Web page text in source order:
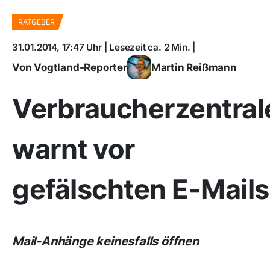
RATGEBER
31.01.2014, 17:47 Uhr | Lesezeit ca. 2 Min. |
Von Vogtland-Reporter Martin Reißmann
warnt vor
gefälschten E-Mails
Mail-Anhänge keinesfalls öffnen